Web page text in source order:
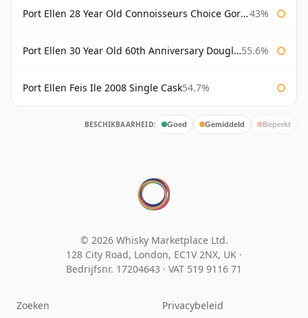
Port Ellen 28 Year Old Connoisseurs Choice Gordon & MacPhail 43%
Port Ellen 30 Year Old 60th Anniversary Douglas Laing 55.6%
Port Ellen Feis Ile 2008 Single Cask54.7%
BESCHIKBAARHEID: Goed Gemiddeld Beperkt
© 2026 Whisky Marketplace Ltd.
128 City Road, London, EC1V 2NX, UK ·
Bedrijfsnr. 17204643 · VAT 519 9116 71
Zoeken Privacybeleid